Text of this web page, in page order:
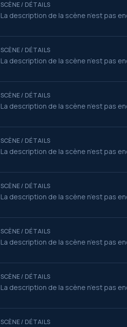
SCÈNE / DÉTAILS
La description de la scène n’est pas
SCÈNE / DÉTAILS
La description de la scène n’est pas
SCÈNE / DÉTAILS
La description de la scène n’est pas
SCÈNE / DÉTAILS
La description de la scène n’est pas
SCÈNE / DÉTAILS
La description de la scène n’est pas
SCÈNE / DÉTAILS
La description de la scène n’est pas
SCÈNE / DÉTAILS
La description de la scène n’est pas
SCÈNE / DÉTAILS